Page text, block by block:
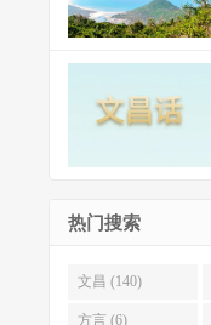
热门搜索
文昌 (140)
方言 (6)